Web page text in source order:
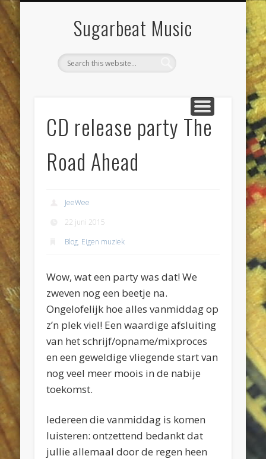
Sugarbeat Music
CD release party The
Road Ahead
JeeWee
22 juni 2015
Blog, Eigen muziek
Wow, wat een party was dat! We
zweven nog een beetje na.
Ongelofelijk hoe alles vanmiddag op
z’n plek viel! Een waardige afsluiting
van het schrijf/opname/mixproces
en een geweldige vliegende start van
nog veel meer moois in de nabije
toekomst.
Iedereen die vanmiddag is komen
luisteren: ontzettend bedankt dat
jullie allemaal door de regen heen